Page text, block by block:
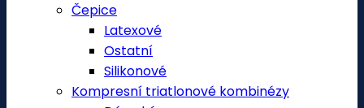
Čepice
Latexové
Ostatní
Silikonové
Kompresní triatlonové kombinézy